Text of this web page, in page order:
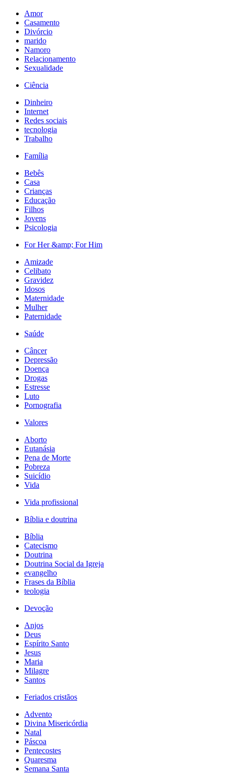
Amor
Casamento
Divórcio
marido
Namoro
Relacionamento
Sexualidade
Ciência
Dinheiro
Internet
Redes sociais
tecnologia
Trabalho
Família
Bebês
Casa
Crianças
Educação
Filhos
Jovens
Psicologia
For Her &amp; For Him
Amizade
Celibato
Gravidez
Idosos
Maternidade
Mulher
Paternidade
Saúde
Câncer
Depressão
Doença
Drogas
Estresse
Luto
Pornografia
Valores
Aborto
Eutanásia
Pena de Morte
Pobreza
Suicídio
Vida
Vida profissional
Bíblia e doutrina
Bíblia
Catecismo
Doutrina
Doutrina Social da Igreja
evangelho
Frases da Bíblia
teologia
Devoção
Anjos
Deus
Espírito Santo
Jesus
Maria
Milagre
Santos
Feriados cristãos
Advento
Divina Misericórdia
Natal
Páscoa
Pentecostes
Quaresma
Semana Santa